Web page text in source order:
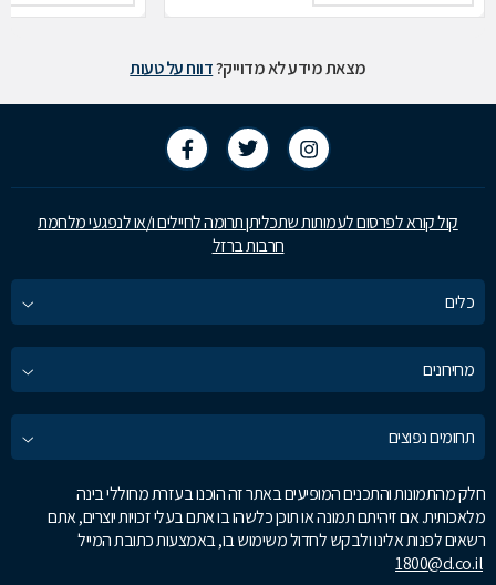
מצאת מידע לא מדוייק?דווח על טעות
קול קורא לפרסום לעמותות שתכליתן תרומה לחיילים ו/או לנפגעי מלחמת
חרבות ברזל
כלים
מחירונים
תחומים נפוצים
חלק מהתמונות והתכנים המופיעים באתר זה הוכנו בעזרת מחוללי בינה
מלאכותית. אם זיהיתם תמונה או תוכן כלשהו בו אתם בעלי זכויות יוצרים, אתם
רשאים לפנות אלינו ולבקש לחדול משימוש בו, באמצעות כתובת המייל
1800@d.co.il